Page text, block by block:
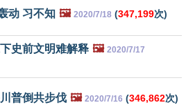
动 习不知 🖼️ 2020/7/18 (347,199次)
史前文明难解释 🖼️ 2020/7/17
普倒共步伐 🖼️ 2020/7/16 (346,862次)